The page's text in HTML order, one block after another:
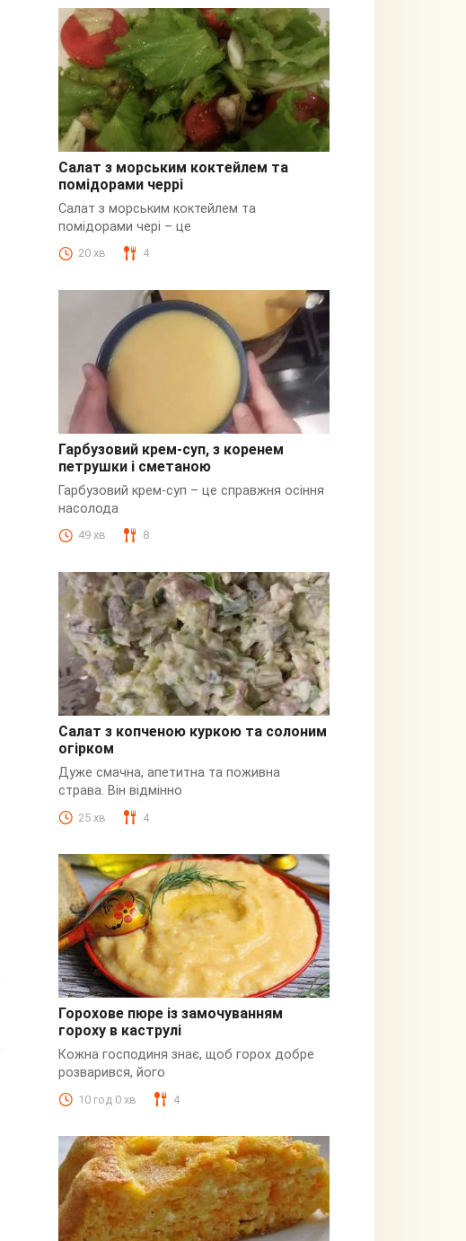
З кальмарами
Салат з морським коктейлем та
помідорами черрі
Салат з морським коктейлем та
помідорами чері – це
20 хв 4
Гарбузовий
Гарбузовий крем-суп, з коренем
петрушки і сметаною
Гарбузовий крем-суп – це справжня осіння
насолода
49 хв 8
З куркою
Салат з копченою куркою та солоним
огірком
Дуже смачна, апетитна та поживна
страва. Він відмінно
25 хв 4
Пюре
Горохове пюре із замочуванням
гороху в каструлі
Кожна господиня знає, щоб горох добре
розварився, його
10 год 0 хв 4